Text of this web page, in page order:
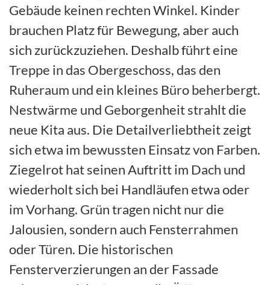
Gebäude keinen rechten Winkel. Kinder
brauchen Platz für Bewegung, aber auch
sich zurückzuziehen. Deshalb führt eine
Treppe in das Obergeschoss, das den
Ruheraum und ein kleines Büro beherbergt.
Nestwärme und Geborgenheit strahlt die
neue Kita aus. Die Detailverliebtheit zeigt
sich etwa im bewussten Einsatz von Farben.
Ziegelrot hat seinen Auftritt im Dach und
wiederholt sich bei Handläufen etwa oder
im Vorhang. Grün tragen nicht nur die
Jalousien, sondern auch Fensterrahmen
oder Türen. Die historischen
Fensterverzierungen an der Fassade